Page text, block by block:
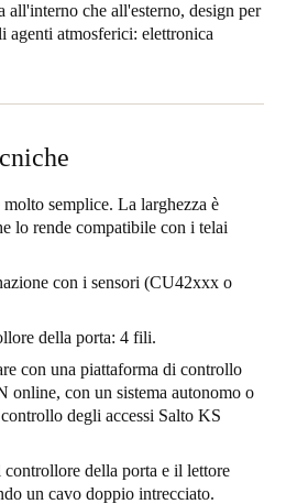
all'interno che all'esterno, design per
agenti atmosferici: elettronica
semplice. La larghezza è
lo rende compatibile con i telai
con i sensori (CU42xxx o
della porta: 4 fili.
con una piattaforma di controllo
online, con un sistema autonomo o
degli accessi Salto KS
controllore della porta e il lettore
un cavo doppio intrecciato.